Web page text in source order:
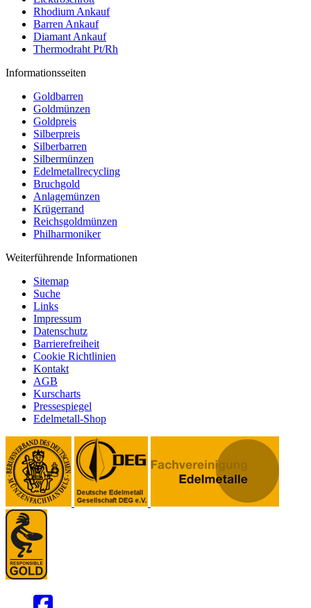
Rhodium Ankauf
Barren Ankauf
Diamant Ankauf
Thermodraht Pt/Rh
Informationsseiten
Goldbarren
Goldmünzen
Goldpreis
Silberpreis
Silberbarren
Silbermünzen
Edelmetallrecycling
Bruchgold
Anlagemünzen
Krügerrand
Reichsgoldmünzen
Philharmoniker
Weiterführende Informationen
Sitemap
Suche
Links
Impressum
Datenschutz
Barrierefreiheit
Cookie Richtlinien
Kontakt
AGB
Kurscharts
Pressespiegel
Edelmetall-Shop